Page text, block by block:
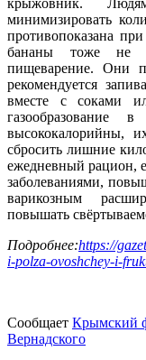
крыжовник.
минимизировать
противопоказана
бананы тоже не
пищеварение. Они
рекомендуется
вместе с соками
высококалорийны,
сбросить лишние
ежедневный рацион,
заболеваниями,
варикозным
повышать
Подробнее:https://
i-polza-ovoshchey-i-
Сообщает Крымский
Вернадского